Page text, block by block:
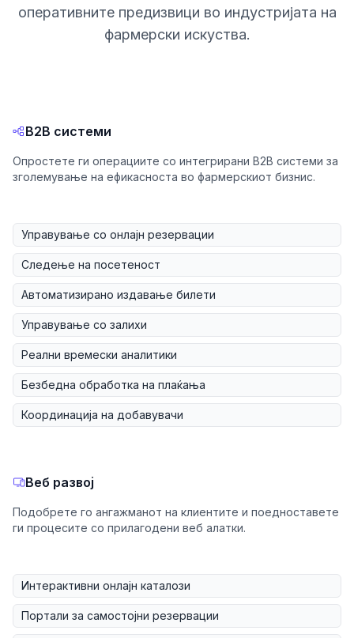
оперативните предизвици во индустријата на
фармерски искуства.
B2B системи
Опростете ги операциите со интегрирани B2B системи за
зголемување на ефикасноста во фармерскиот бизнис.
Управување со онлајн резервации
Следење на посетеност
Автоматизирано издавање билети
Управување со залихи
Реални времески аналитики
Безбедна обработка на плаќања
Координација на добавувачи
Веб развој
Подобрете го ангажманот на клиентите и поедноставете
ги процесите со прилагодени веб алатки.
Интерактивни онлајн каталози
Портали за самостојни резервации